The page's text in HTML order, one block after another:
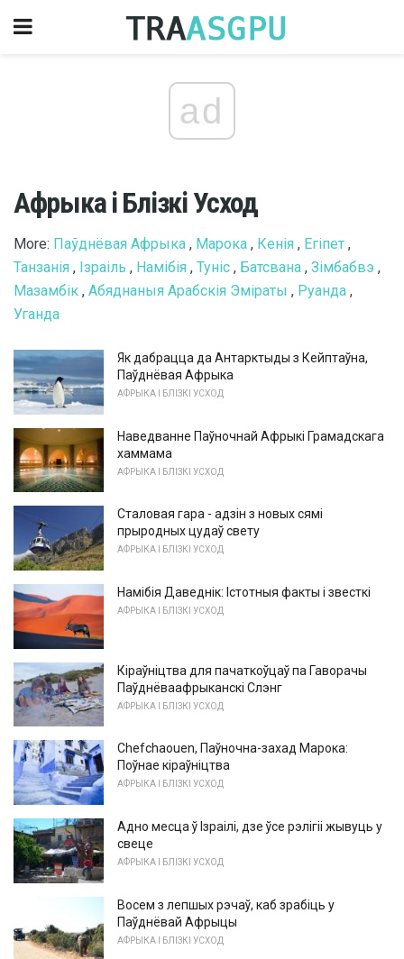
ad
Афрыка і Блізкі Усход
More: Паўднёвая Афрыка , Марока , Кенія , Егіпет ,
Танзанія , Ізраіль , Намібія , Туніс , Батсвана , Зімбабвэ ,
Мазамбік , Абяднаныя Арабскія Эміраты , Руанда ,
Уганда
Як дабрацца да Антарктыды з Кейптаўна,
Паўднёвая Афрыка
АФРЫКА І БЛІЗКІ УСХОД
Наведванне Паўночнай Афрыкі Грамадскага
хаммама
АФРЫКА І БЛІЗКІ УСХОД
Сталовая гара - адзін з новых сямі
прыродных цудаў свету
АФРЫКА І БЛІЗКІ УСХОД
Намібія Даведнік: Істотныя факты і звесткі
АФРЫКА І БЛІЗКІ УСХОД
Кіраўніцтва для пачаткоўцаў па Гаворачы
Паўднёваафрыканскі Слэнг
АФРЫКА І БЛІЗКІ УСХОД
Chefchaouen, Паўночна-захад Марока:
Поўнае кіраўніцтва
АФРЫКА І БЛІЗКІ УСХОД
Адно месца ў Ізраілі, дзе ўсе рэлігіі жывуць у
свеце
АФРЫКА І БЛІЗКІ УСХОД
Восем з лепшых рэчаў, каб зрабіць у
Паўднёвай Афрыцы
АФРЫКА І БЛІЗКІ УСХОД